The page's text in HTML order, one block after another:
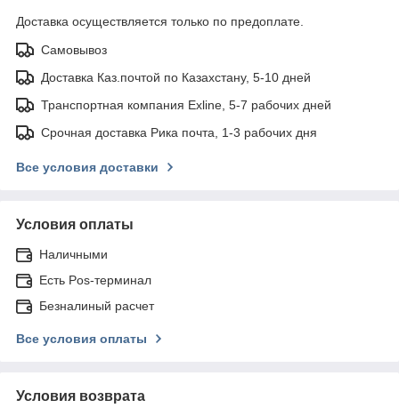
Доставка осуществляется только по предоплате.
Самовывоз
Доставка Каз.почтой по Казахстану, 5-10 дней
Транспортная компания Exline, 5-7 рабочих дней
Срочная доставка Рика почта, 1-3 рабочих дня
Все условия доставки
Условия оплаты
Наличными
Есть Pos-терминал
Безналиный расчет
Все условия оплаты
Условия возврата